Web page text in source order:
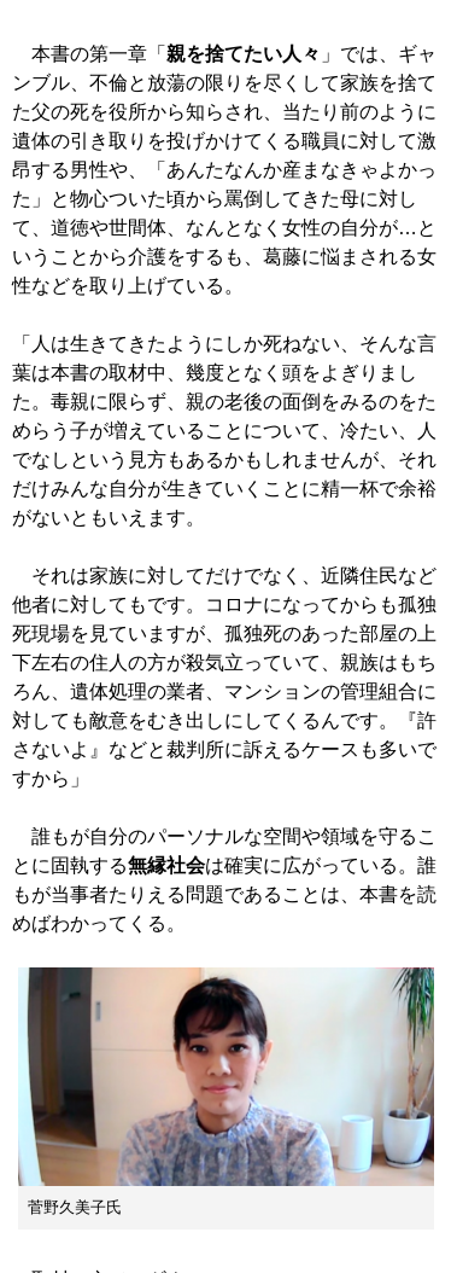
本書の第一章「 親を捨てたい人々 」では、ギャ
ンブル、不倫と放蕩の限りを尽くして家族を捨て
た父の死を役所から知らされ、当たり前のように
遺体の引き取りを投げかけてくる職員に対して激
昂する男性や、「あんたなんか産まなきゃよかっ
た」と物心ついた頃から罵倒してきた母に対し
て、道徳や世間体、なんとなく女性の自分が…と
いうことから介護をするも、葛藤に悩まされる女
性などを取り上げている。
「人は生きてきたようにしか死ねない、そんな言
葉は本書の取材中、幾度となく頭をよぎりまし
た。毒親に限らず、親の老後の面倒をみるのをた
めらう子が増えていることについて、冷たい、人
でなしという見方もあるかもしれませんが、それ
だけみんな自分が生きていくことに精一杯で余裕
がないともいえます。
それは家族に対してだけでなく、近隣住民など
他者に対してもです。コロナになってからも孤独
死現場を見ていますが、孤独死のあった部屋の上
下左右の住人の方が殺気立っていて、親族はもち
ろん、遺体処理の業者、マンションの管理組合に
対しても敵意をむき出しにしてくるんです。『許
さないよ』などと裁判所に訴えるケースも多いで
すから」
誰もが自分のパーソナルな空間や領域を守るこ
とに固執する無縁社会は確実に広がっている。誰
もが当事者たりえる問題であることは、本書を読
めばわかってくる。
菅野久美子氏